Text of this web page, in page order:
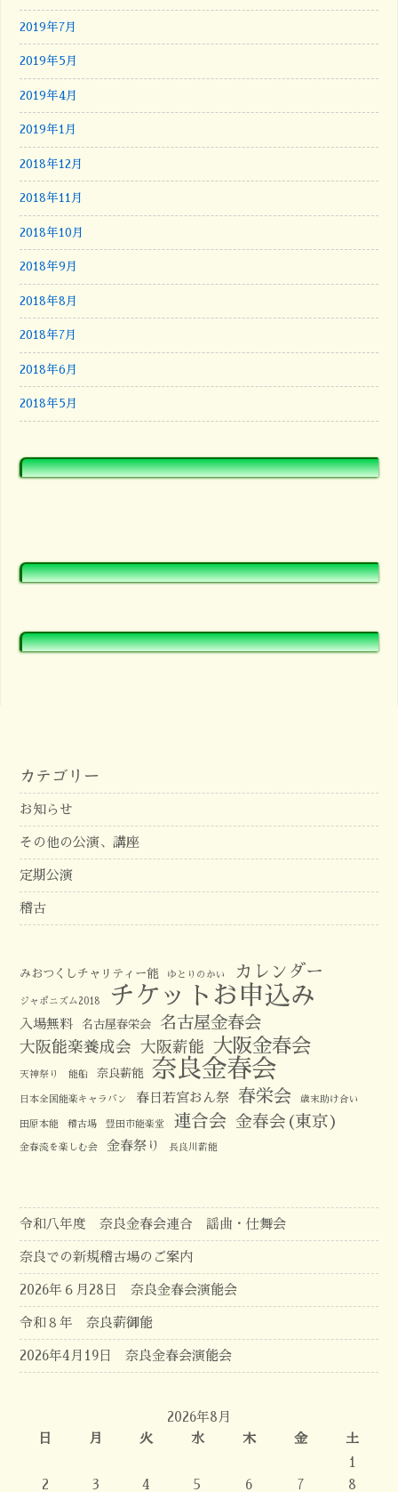
2019年7月
2019年5月
2019年4月
2019年1月
2018年12月
2018年11月
2018年10月
2018年9月
2018年8月
2018年7月
2018年6月
2018年5月
カテゴリー
お知らせ
その他の公演、講座
定期公演
稽古
みおつくしチャリティー能 ゆとりのかい カレンダー
ジャポニズム2018 チケットお申込み
入場無料 名古屋春栄会 名古屋金春会
大阪能楽養成会 大阪薪能 大阪金春会
天神祭り 能船 奈良薪能 奈良金春会
日本全国能楽キャラバン 春日若宮おん祭 春栄会 歳末助け合い
田原本能 稽古場 豊田市能楽堂 連合会 金春会(東京)
金春流を楽しむ会 金春祭り 長良川薪能
令和八年度 奈良金春会連合 謡曲・仕舞会
奈良での新規稽古場のご案内
2026年６月28日 奈良金春会演能会
令和８年 奈良薪御能
2026年4月19日 奈良金春会演能会
2026年8月
日
月 火 水 木 金
土
1
2
3 4 5 6 7 8